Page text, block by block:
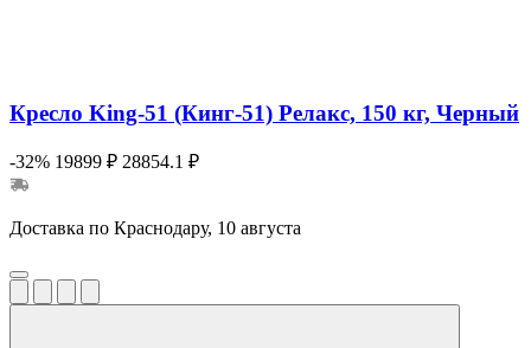
Кресло King-51 (Кинг-51) Релакс, 150 кг, Черный
-32% 19899 ₽ 28854.1 ₽
Доставка по Краснодару, 10 августа